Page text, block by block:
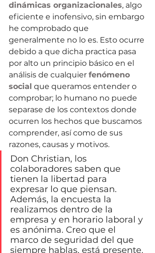
dinámicas organizacionales, algo
eficiente e inofensivo, sin embargo
he comprobado que
generalmente no lo es. Esto ocurre
debido a que dicha practica pasa
por alto un principio básico en el
análisis de cualquier fenómeno
social que queramos entender o
comprobar; lo humano no puede
separase de los contextos donde
ocurren los hechos que buscamos
comprender, así como de sus
razones, causas y motivos.
Don Christian, los
colaboradores saben que
tienen la libertad para
expresar lo que piensan.
Además, la encuesta la
realizamos dentro de la
empresa y en horario laboral y
es anónima. Creo que el
marco de seguridad del que
siempre hablas, está presente.